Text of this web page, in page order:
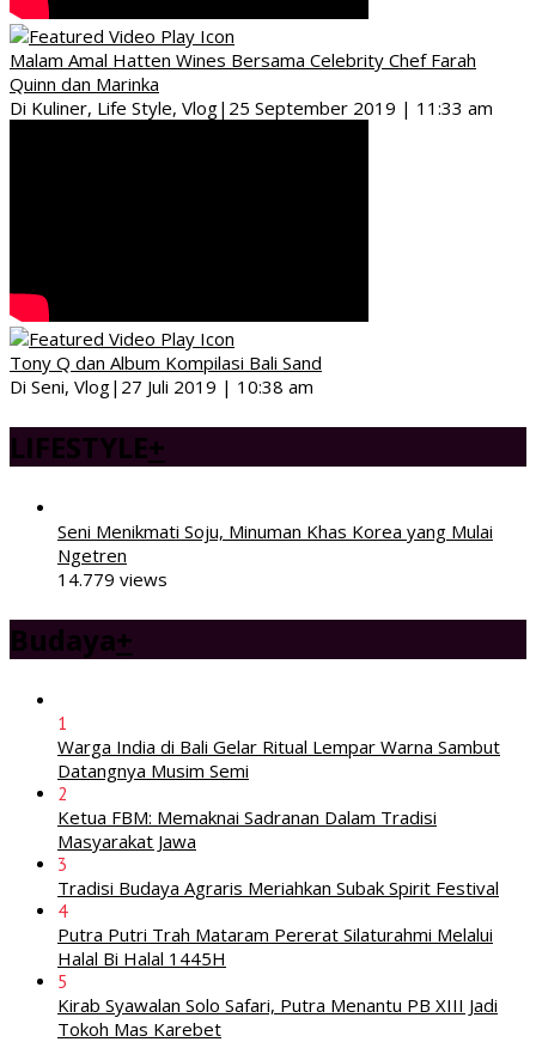
Malam Amal Hatten Wines Bersama Celebrity Chef Farah
Quinn dan Marinka
Di Kuliner, Life Style, Vlog| 25 September 2019 | 11:33 am
Tony Q dan Album Kompilasi Bali Sand
Di Seni, Vlog| 27 Juli 2019 | 10:38 am
LIFESTYLE+
Seni Menikmati Soju, Minuman Khas Korea yang Mulai
Ngetren
14.779 views
Budaya+
1
Warga India di Bali Gelar Ritual Lempar Warna Sambut
Datangnya Musim Semi
2
Ketua FBM: Memaknai Sadranan Dalam Tradisi
Masyarakat Jawa
3
Tradisi Budaya Agraris Meriahkan Subak Spirit Festival
4
Putra Putri Trah Mataram Pererat Silaturahmi Melalui
Halal Bi Halal 1445H
5
Kirab Syawalan Solo Safari, Putra Menantu PB XIII Jadi
Tokoh Mas Karebet